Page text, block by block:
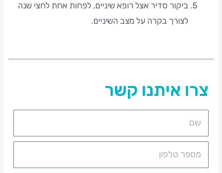
ביקור סדיר אצל רופא שיניים, לפחות אחת לחצי שנה
לצורך בקרה על מצב השיניים.
צרו איתנו קשר